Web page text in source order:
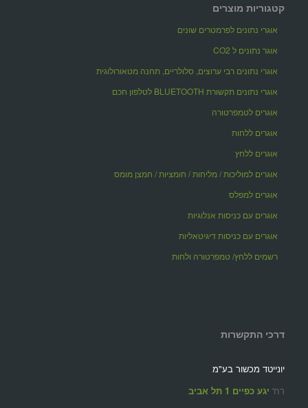
קטגוריות מוצרים
אוגרי נתונים לפרמטרים שונים
אוגר נתונים ל CO2
אוגרי נתונים רבי ערוצים, סלולריים, תחנה מטאורולוגית
אוגרי נתונים תקשורת BLUETOOTH לטלפון חכם
אוגרים לטמפרטורה
אוגרים ללחות
אוגרים ללחץ
אוגרים למוליכות / מליחות / חומציות / חמצן מומס
אוגרים למפלס
אוגרים עם כניסות אנלוגיות
אוגרים עם כניסות דיגיטאליות
רשמים ללחץ/ טמפרטורה ולחות
דרכי התקשרות
יונייטד מכשור בע"מ
רח' יגע כפיים 1 תל אביב